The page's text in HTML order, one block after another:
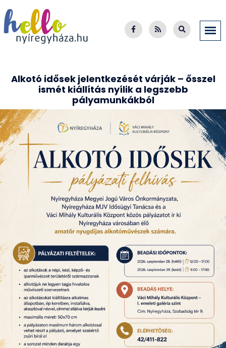
Alkotó idősek jelentkezését várják – ősszel
ismét kiállítás nyílik a legszebb
pályamunkákból